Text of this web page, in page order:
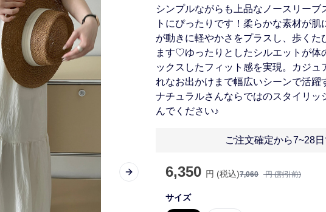
Next slide
シンプルながらも上品なノースリーブ
トにぴったりです！柔らかな素材が
が動きに軽やかさをプラスし、歩くた
ます♡ゆったりとしたシルエットが体
ックスしたフィット感を実現。カジュ
れなお出かけまで幅広いシーンで活躍
ナチュラルさんならではのスタイリッ
んでください♪
ご注文確定から7~28
6,350 円 (税込)7,060 円 (割引前)
サイズ